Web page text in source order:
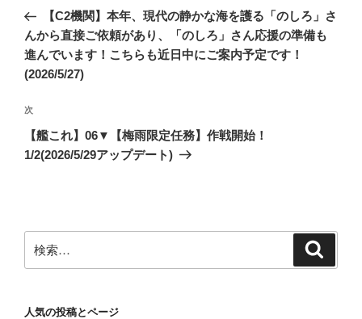
ナ
ビ
ゲ
シ
ョ
ン
の
投
稿
【C2機関】本年、現代の静かな海を護る「のしろ」さ
んから直接ご依頼があり、「のしろ」さん応援の準備も
進んでいます！こちらも近日中にご案内予定です！
(2026/5/27)
次
の
投
次
【艦これ】06▼【梅雨限定任務】作戦開始！
1/2(2026/5/29アップデート)
索:
人気の投稿とページ